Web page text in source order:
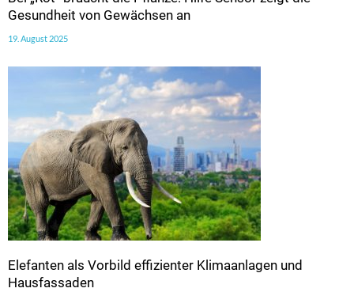
Gesundheit von Gewächsen an
19. August 2025
Elefanten als Vorbild effizienter Klimaanlagen und
Hausfassaden